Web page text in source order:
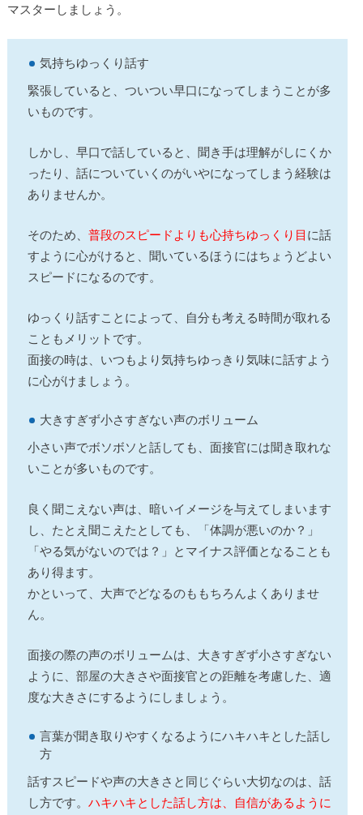
マスターしましょう。
気持ちゆっくり話す
緊張していると、ついつい早口になってしまうことが多
いものです。
しかし、早口で話していると、聞き手は理解がしにくか
ったり、話についていくのがいやになってしまう経験は
ありませんか。
そのため、 普段のスピードよりも心持ちゆっくり目 に話
すように心がけると、聞いているほうにはちょうどよい
スピードになるのです。
ゆっくり話すことによって、自分も考える時間が取れる
こともメリットです。
面接の時は、いつもより気持ちゆっきり気味に話すよう
に心がけましょう。
大きすぎず小さすぎない声のボリューム
小さい声でボソボソと話しても、面接官には聞き取れな
いことが多いものです。
良く聞こえない声は、暗いイメージを与えてしまいます
し、たとえ聞こえたとしても、「体調が悪いのか？」
「やる気がないのでは？」とマイナス評価となることも
あり得ます。
かといって、大声でどなるのももちろんよくありませ
ん。
面接の際の声のボリュームは、大きすぎず小さすぎない
ように、部屋の大きさや面接官との距離を考慮した、適
度な大きさにするようにしましょう。
言葉が聞き取りやすくなるようにハキハキとした話し
方
話すスピードや声の大きさと同じぐらい大切なのは、話
し方です。 ハキハキとした話し方は、自信があるように